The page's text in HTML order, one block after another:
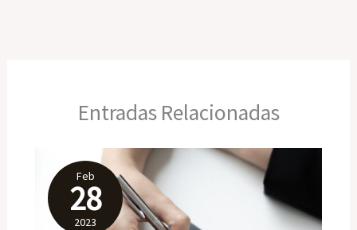
Entradas Relacionadas
Feb
28
2023